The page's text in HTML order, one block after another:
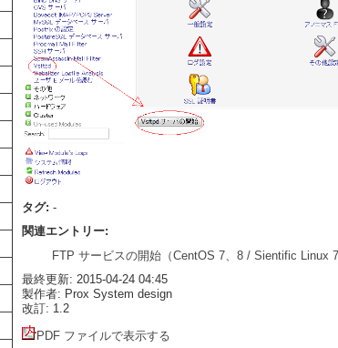
タグ: -
関連エントリー:
FTP サービスの開始（CentOS 7、8 / Sientific Linux 7
最終更新: 2015-04-24 04:45
製作者: Prox System design
改訂: 1.2
PDF ファイルで表示する